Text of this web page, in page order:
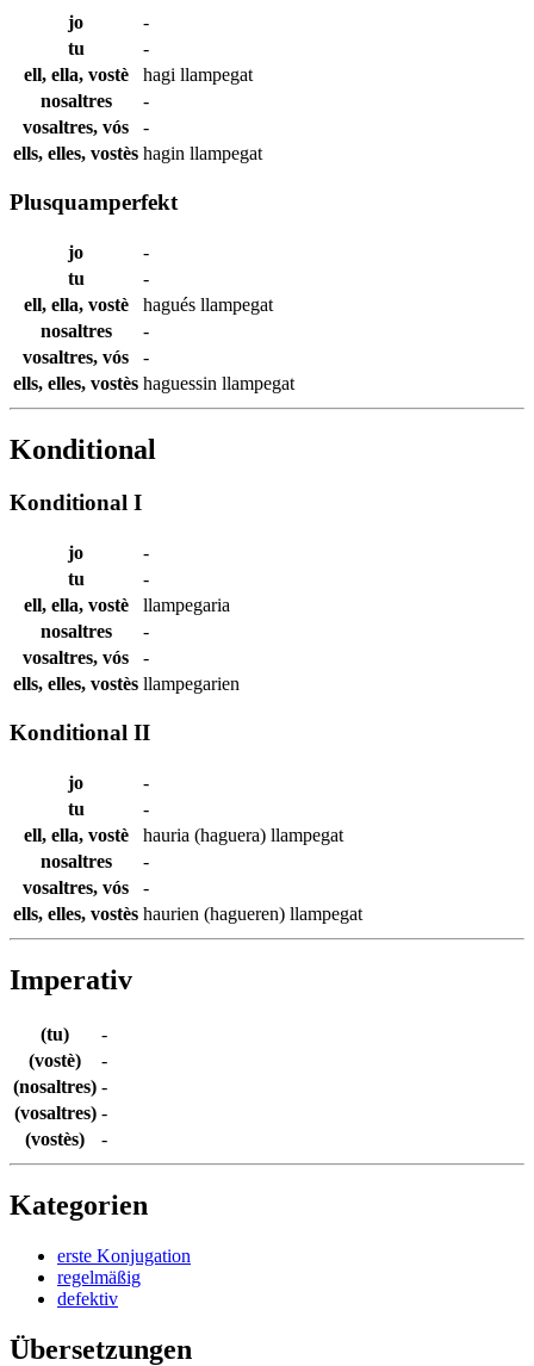
jo
-
tu
-
ell, ella, vostè
hagi llampegat
nosaltres
-
vosaltres, vós
-
ells, elles, vostès hagin llampegat
Plusquamperfekt
jo
-
tu
-
ell, ella, vostè
hagués llampegat
nosaltres
-
vosaltres, vós
-
ells, elles, vostès haguessin llampegat
Konditional
Konditional I
jo
-
tu
-
ell, ella, vostè
llampegaria
nosaltres
-
vosaltres, vós
-
ells, elles, vostès llampegarien
Konditional II
jo
-
tu
-
ell, ella, vostè
hauria (haguera) llampegat
nosaltres
-
vosaltres, vós
-
ells, elles, vostès haurien (hagueren) llampegat
Imperativ
(tu)
-
(vostè)
-
(nosaltres) -
(vosaltres) -
(vostès)
-
Kategorien
erste Konjugation
regelmäßig
defektiv
Übersetzungen